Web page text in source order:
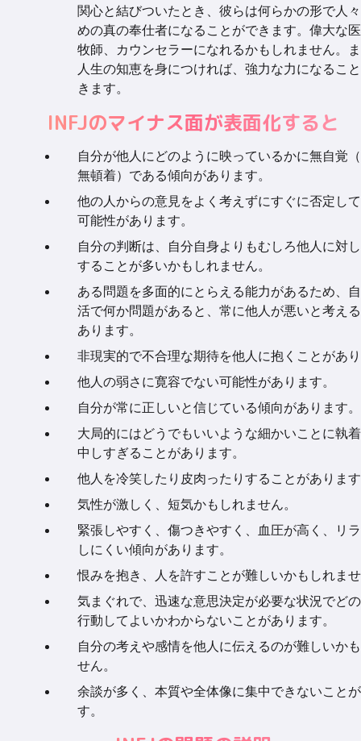
関心と結びついたとき、彼らは何らかの形で人
めの真の奉仕者になることができます。偉大な
牧師、カウンセラーになれるかもしれません。
人生の知恵を身につければ、強力な力になるこ
きます。
INFJのマイナス面が表面化すると
自分が他人にどのように映っているかに無自覚
無頓着）である傾向があります。
他の人からの意見をよく考えずにすぐに否定し
可能性があります。
自分の判断は、自分自身よりもむしろ他人に対
することが多いかもしれません。
ある問題を多面的にとらえる能力があるため、
活で何か問題があると、常に他人が悪いと考え
あります。
非現実的で不合理な期待を他人に抱くことがあ
他人の弱さに寛容でない可能性があります。
自分が常に正しいと信じている傾向があります。
大局的にはどうでもいいような細かいことに執
中しすぎることがあります。
他人を冷笑したり皮肉ったりすることがありま
気性が激しく、短気かもしれません。
緊張しやすく、傷つきやすく、血圧が高く、リ
しにくい傾向があります。
恨みを抱き、人を許すことが難しいかもしれま
気まぐれで、迅速な意思決定が必要な状況でど
行動してよいかわからないことがあります。
自分の考えや感情を他人に伝えるのが難しいか
せん。
余談が多く、本質や全体像に集中できないこと
す。